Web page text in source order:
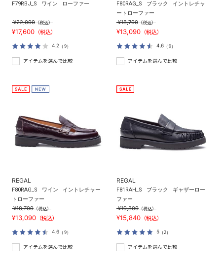
F79RBJ_S ワイン ローファー
¥22,000（税込）
¥17,600 （税込）
4.2 （9）
アイテムを選んで比較
F80RAG_S ブラック
イントレチャ
ートローファー
¥18,700（税込）
¥13,090 （税込）
4.6 （9）
アイテムを選んで比較
REGAL
F80RAG_S ワイン
イントレチャー
トローファー
¥18,700（税込）
¥13,090 （税込）
4.6 （9）
アイテムを選んで比較
REGAL
F81RAH_S ブラック
ギャザーロー
ファー
¥19,800（税込）
¥15,840 （税込）
5（2）
アイテムを選んで比較